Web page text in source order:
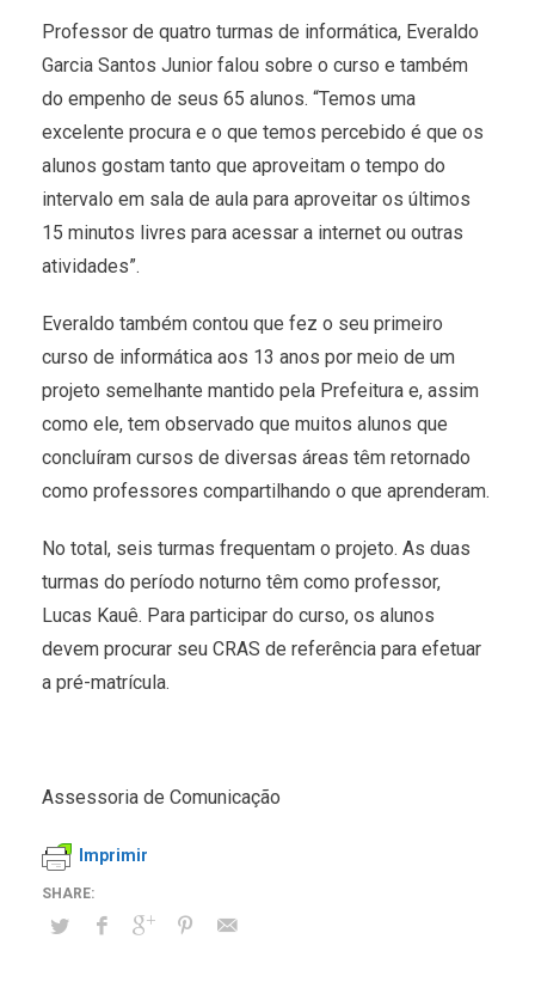
Professor de quatro turmas de informática, Everaldo
Garcia Santos Junior falou sobre o curso e também
do empenho de seus 65 alunos. “Temos uma
excelente procura e o que temos percebido é que os
alunos gostam tanto que aproveitam o tempo do
intervalo em sala de aula para aproveitar os últimos
15 minutos livres para acessar a internet ou outras
atividades”.
Everaldo também contou que fez o seu primeiro
curso de informática aos 13 anos por meio de um
projeto semelhante mantido pela Prefeitura e, assim
como ele, tem observado que muitos alunos que
concluíram cursos de diversas áreas têm retornado
como professores compartilhando o que aprenderam.
No total, seis turmas frequentam o projeto. As duas
turmas do período noturno têm como professor,
Lucas Kauê. Para participar do curso, os alunos
devem procurar seu CRAS de referência para efetuar
a pré-matrícula.
Assessoria de Comunicação
Imprimir